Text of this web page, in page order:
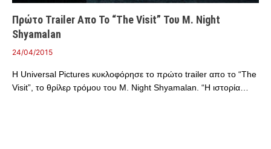
Πρώτο Trailer Απο Το “The Visit” Του M. Night
Shyamalan
24/04/2015
Η Universal Pictures κυκλοφόρησε το πρώτο trailer απο το “The
Visit”, το θρίλερ τρόμου του M. Night Shyamalan. “Η ιστορία…